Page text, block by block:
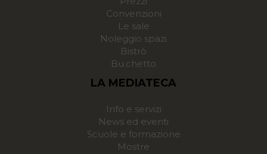
Convenzioni
Le sale
Noleggio spazi
Bistrò
Bu.chetto
LA MEDIATECA
Info e servizi
News ed eventi
Scuole e formazione
Mostre